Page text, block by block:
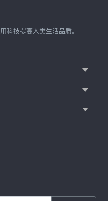
科技提高人类生活品质。